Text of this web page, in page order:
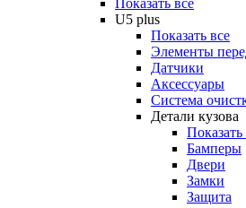
U5 plus
Показать все
Элементы
Датчики
Аксессуары
Система
Детали кузова
Показать
Бамперы
Двери
Замки
Защита